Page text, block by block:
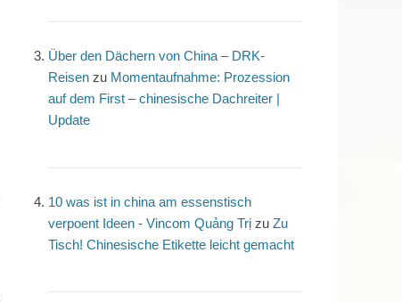
Über den Dächern von China – DRK-
Reisen zu Momentaufnahme: Prozession
auf dem First – chinesische Dachreiter |
Update
10 was ist in china am essenstisch
verpoent Ideen - Vincom Quảng Trị zu Zu
Tisch! Chinesische Etikette leicht gemacht